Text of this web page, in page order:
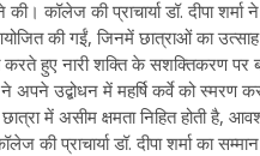
कॉलेज की प्राचार्या डॉ. दीपा
की गईं, जिनमें छात्राओं का
करते हुए नारी शक्ति के सशक्तिकरण पर
उद्बोधन में महर्षि कर्वे को स्मरण
में असीम क्षमता निहित होती है,
की प्राचार्या डॉ. दीपा शर्मा का